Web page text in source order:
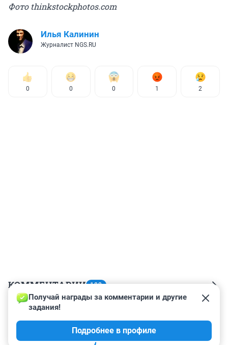
Фото thinkstockphotos.com
Илья Калинин
Журналист NGS.RU
0 0 0 1 2
КОММЕНТАРИИ 182
Гость
Обожаю грызть своего мужчину,но он первый начал)))
Получай награды за комментарии и другие
задания!
Подробнее в профиле